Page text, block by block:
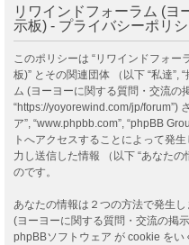
リワインドフォーラム (ヨ
示板) - プライバシーポリ
このポリシーは “リワインドフォ
板)” とその関連団体 （以下 “私達”,
ム (ヨーヨーに関する質問・交流の
“https://yoyorewind.com/jp/forum”)
ア”, “www.phpbb.com”, “phpBB
トへアクセスすることによって発
力し送信した情報 （以下 “あなた
のです。
あなたの情報は２つの方法で発生
(ヨーヨーに関する質問・交流の掲
phpBBソフトウェア が cookie を